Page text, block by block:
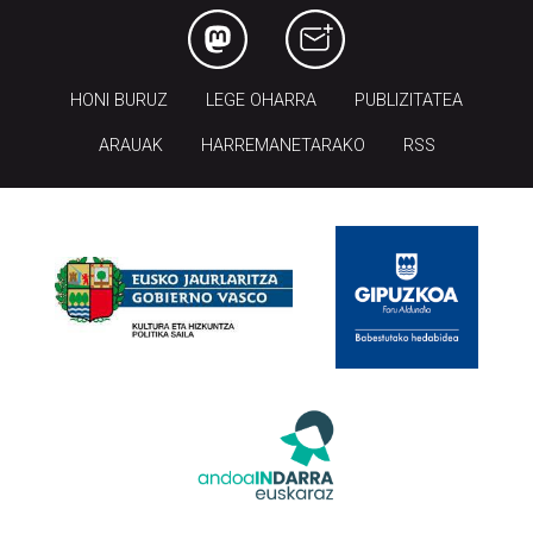
HONI BURUZ LEGE OHARRA PUBLIZITATEA
ARAUAK HARREMANETARAKO RSS